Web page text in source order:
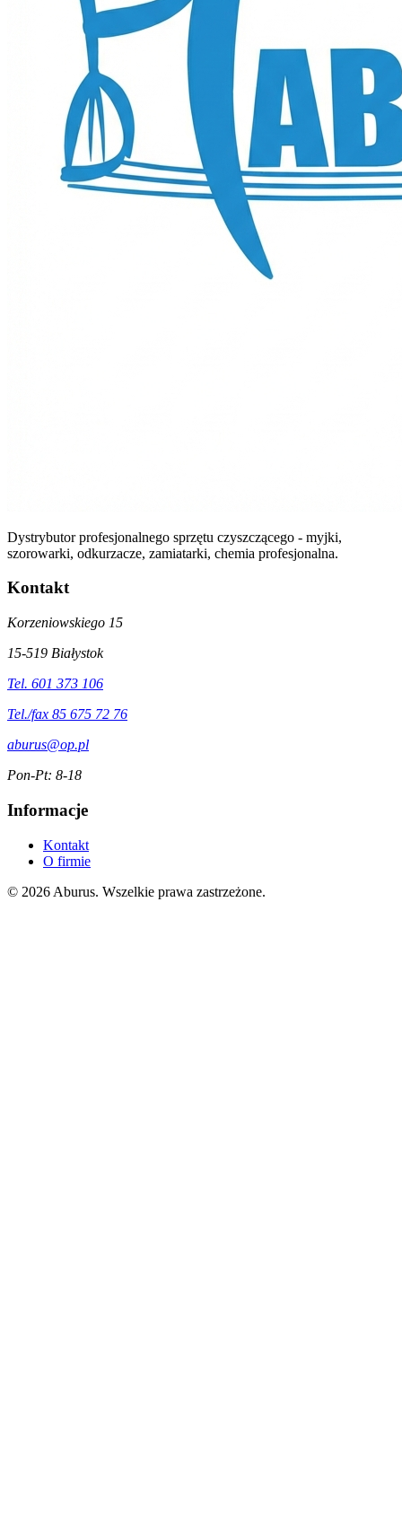
Dystrybutor profesjonalnego sprzętu czyszczącego - myjki,
szorowarki, odkurzacze, zamiatarki, chemia profesjonalna.
Kontakt
Korzeniowskiego 15
15-519 Białystok
Tel. 601 373 106
Tel./fax 85 675 72 76
aburus@op.pl
Pon-Pt: 8-18
Informacje
Kontakt
O firmie
© 2026 Aburus. Wszelkie prawa zastrzeżone.